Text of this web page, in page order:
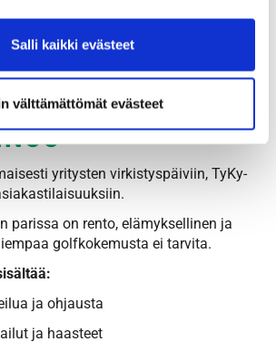
Salli kaikki evästeet
välttämättömät evästeet
JA TYKY-
yritysten virkistyspäiviin, TyKy-
parissa on rento, elämyksellinen ja
golfkokemusta ei tarvita.
ja ohjausta
ja haasteet